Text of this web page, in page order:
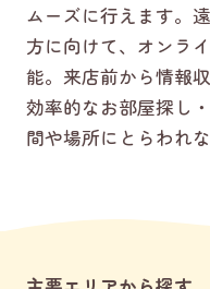
ムーズに行えます。
方に向けて、オンラ
能。来店前から情報
効率的なお部屋探し
間や場所にとらわれ